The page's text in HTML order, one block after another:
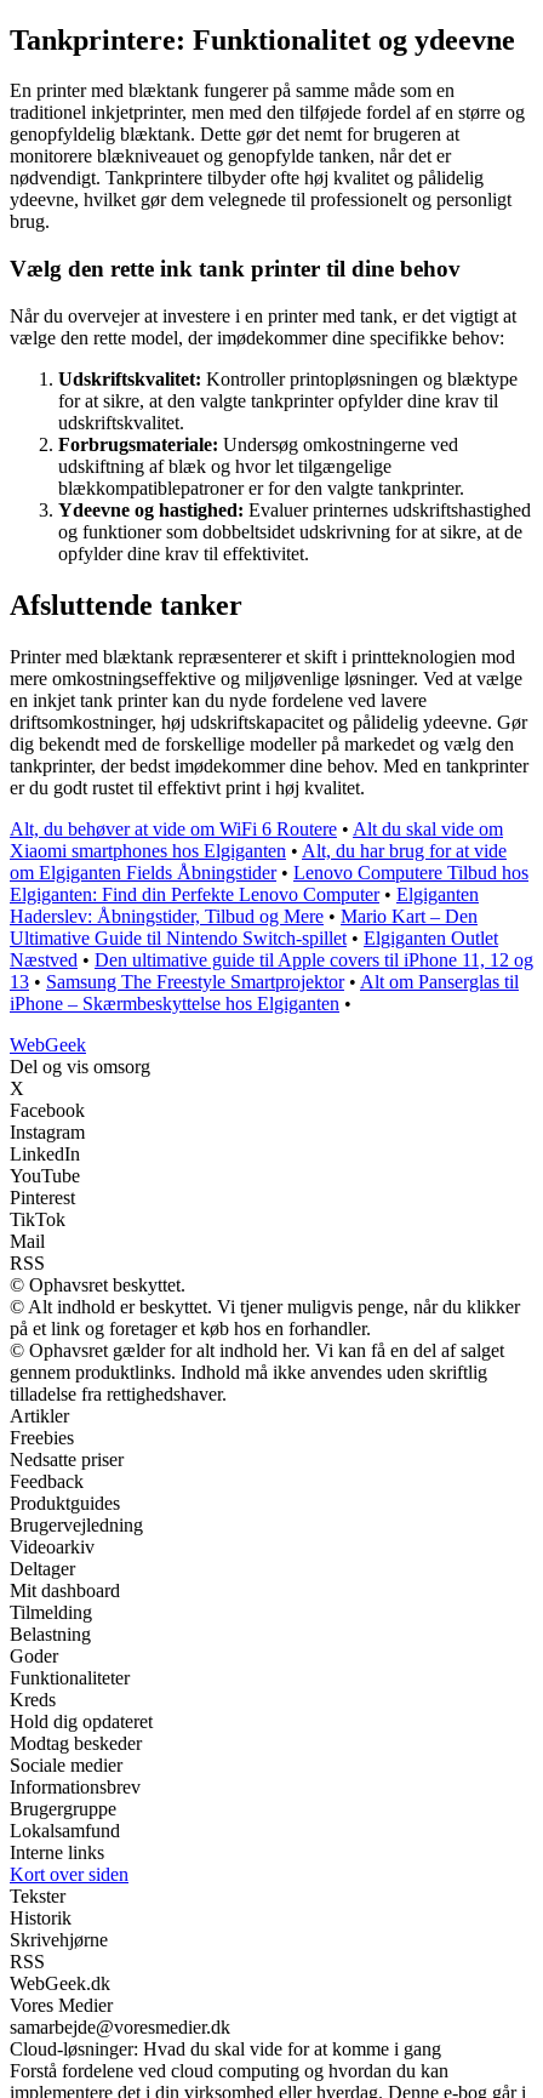
Tankprintere: Funktionalitet og ydeevne
En printer med blæktank fungerer på samme måde som en
traditionel inkjetprinter, men med den tilføjede fordel af en større og
genopfyldelig blæktank. Dette gør det nemt for brugeren at
monitorere blækniveauet og genopfylde tanken, når det er
nødvendigt. Tankprintere tilbyder ofte høj kvalitet og pålidelig
ydeevne, hvilket gør dem velegnede til professionelt og personligt
brug.
Vælg den rette ink tank printer til dine behov
Når du overvejer at investere i en printer med tank, er det vigtigt at
vælge den rette model, der imødekommer dine specifikke behov:
Udskriftskvalitet: Kontroller printopløsningen og blæktype
for at sikre, at den valgte tankprinter opfylder dine krav til
udskriftskvalitet.
Forbrugsmateriale: Undersøg omkostningerne ved
udskiftning af blæk og hvor let tilgængelige
blækkompatiblepatroner er for den valgte tankprinter.
Ydeevne og hastighed: Evaluer printernes udskriftshastighed
og funktioner som dobbeltsidet udskrivning for at sikre, at de
opfylder dine krav til effektivitet.
Afsluttende tanker
Printer med blæktank repræsenterer et skift i printteknologien mod
mere omkostningseffektive og miljøvenlige løsninger. Ved at vælge
en inkjet tank printer kan du nyde fordelene ved lavere
driftsomkostninger, høj udskriftskapacitet og pålidelig ydeevne. Gør
dig bekendt med de forskellige modeller på markedet og vælg den
tankprinter, der bedst imødekommer dine behov. Med en tankprinter
er du godt rustet til effektivt print i høj kvalitet.
Alt, du behøver at vide om WiFi 6 Routere • Alt du skal vide om
Xiaomi smartphones hos Elgiganten • Alt, du har brug for at vide
om Elgiganten Fields Åbningstider• Lenovo Computere Tilbud hos
Elgiganten: Find din Perfekte Lenovo Computer• Elgiganten
Haderslev: Åbningstider, Tilbud og Mere • Mario Kart – Den
Ultimative Guide til Nintendo Switch-spillet • Elgiganten Outlet
Næstved • Den ultimative guide til Apple covers til iPhone 11, 12 og
13 • Samsung The Freestyle Smartprojektor• Alt om Panserglas til
iPhone – Skærmbeskyttelse hos Elgiganten •
WebGeek
Del og vis omsorg
X
Facebook
Instagram
LinkedIn
YouTube
Pinterest
TikTok
Mail
RSS
© Ophavsret beskyttet.
© Alt indhold er beskyttet. Vi tjener muligvis penge, når du klikker
på et link og foretager et køb hos en forhandler.
© Ophavsret gælder for alt indhold her. Vi kan få en del af salget
gennem produktlinks. Indhold må ikke anvendes uden skriftlig
tilladelse fra rettighedshaver.
Artikler
Freebies
Nedsatte priser
Feedback
Produktguides
Brugervejledning
Videoarkiv
Deltager
Mit dashboard
Tilmelding
Belastning
Goder
Funktionaliteter
Kreds
Hold dig opdateret
Modtag beskeder
Sociale medier
Informationsbrev
Brugergruppe
Lokalsamfund
Interne links
Kort over siden
Tekster
Historik
Skrivehjørne
RSS
WebGeek.dk
Vores Medier
samarbejde@voresmedier.dk
Cloud-løsninger: Hvad du skal vide for at komme i gang
Forstå fordelene ved cloud computing og hvordan du kan
implementere det i din virksomhed eller hverdag. Denne e-bog går i